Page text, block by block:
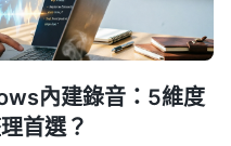
內建錄音：5維度
首選？